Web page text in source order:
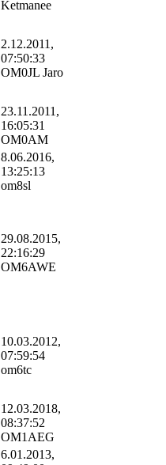
Ketmanee
2.12.2011,
07:50:33
OM0JL Jaro
23.11.2011,
16:05:31
OM0AM
8.06.2016,
13:25:13
om8sl
29.08.2015,
22:16:29
OM6AWE
10.03.2012,
07:59:54
om6tc
12.03.2018,
08:37:52
OM1AEG
6.01.2013,